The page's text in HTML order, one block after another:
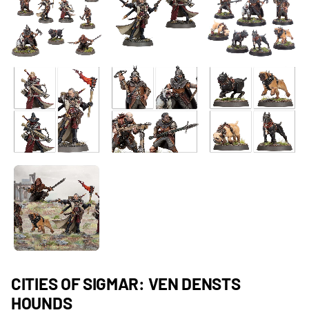
CITIES OF SIGMAR: VEN DENSTS
HOUNDS